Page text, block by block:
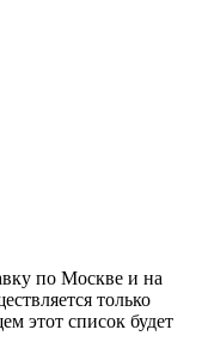
по Москве и на
только
этот список будет